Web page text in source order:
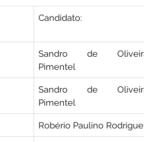
Candidato:
Sandro de
Pimentel
Sandro de
Pimentel
Robério Paulino